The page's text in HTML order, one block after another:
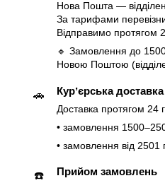
Нова Пошта —
За тарифами
Відправимо протягом
🔹 Замовлення до
Новою Поштою
🚗 Курʼєрська
Доставка протягом 24
• замовлення
• замовлення від
☎️ Прийом замовлень